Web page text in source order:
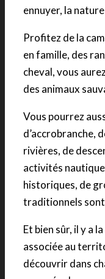
ennuyer, la
Profitez de la
en famille, des
cheval, vous
des animaux
Vous pourrez
d’accrobranche,
rivières, de
activités
historiques, de
traditionnels sont
Et bien sûr, il y a
associée au
découvrir dans